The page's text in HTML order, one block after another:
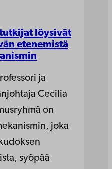
löysivät
etenemistä
ja
Cecilia
on
joka
syöpää